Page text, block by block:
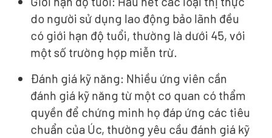
do người sử dụng lao động bảo lãnh đều
có giới hạn độ tuổi, thường là dưới 45, với
một số trường hợp miễn trừ.
Đánh giá kỹ năng: Nhiều ứng viên cần
đánh giá kỹ năng từ một cơ quan có thẩm
quyền để chứng minh họ đáp ứng các tiêu
chuẩn của Úc, thường yêu cầu đánh giá kỹ